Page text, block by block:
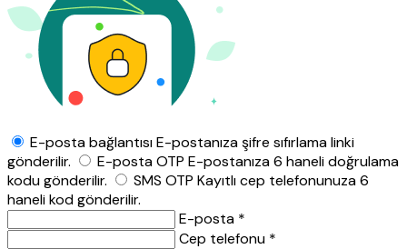
E-posta bağlantısıE-postanıza şifre sıfırlama linki
gönderilir.
E-posta OTP E-postanıza 6 haneli doğrulama
kodu gönderilir.
SMS OTP Kayıtlı cep telefonunuza 6
haneli kod gönderilir.
E-posta *
Cep telefonu *